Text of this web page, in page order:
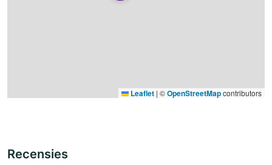
Leaflet | ©OpenStreetMapcontributors
Recensies